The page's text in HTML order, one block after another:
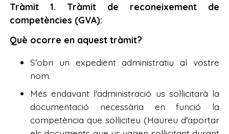
Tràmit 1. Tràmit de reconeixement de
competències (GVA):
Què ocorre en aquest tràmit?
S'obri un expedient administratiu al vostre
nom.
Més endavant l'administració us sol·licitarà la
documentació necessària en funció la
competència que sol·liciteu (Haureu d'aportar